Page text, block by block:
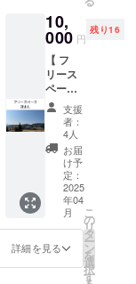
させて
いただ
きま
す。 提
供方
法：
2025年
4月予定
ドファ
ンディ
ングの
挑戦を
はじめ
た直後
に、農
園に迎
えるこ
とに
なった
子やぎ
のぴー
ちゃ
ん。い
ま使っ
ている
紙で写
真と共
に御礼
をお伝
えさせ
ていた
だきま
す。 ・
掲載期
間：
2025年
８月1
日〜
2030年
7月31日
までの
60ヶ月
10,
000 円
残り16
【 フ
リース
ペース
貸出し
】 写真
の景色
を眺め
なが
ら、休
日を楽
しむも
良し、
仲間と
BBQも
良し、
イベン
支援
者：
4人
お届
け予
定：
2025
年04
月
詳細を見る
こ
の
リ
タ
ー
ン
を
選
択
す